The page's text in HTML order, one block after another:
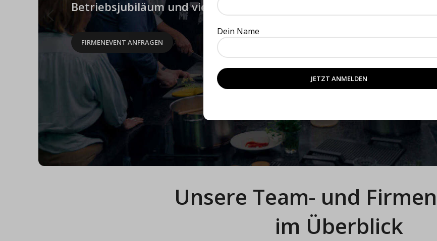
Betriebsjubiläum und vieles weiteres… bei uns wird es feurig!
FIRMENEVENT ANFRAGEN
Unsere Team- und
im Überblick
Dein Name